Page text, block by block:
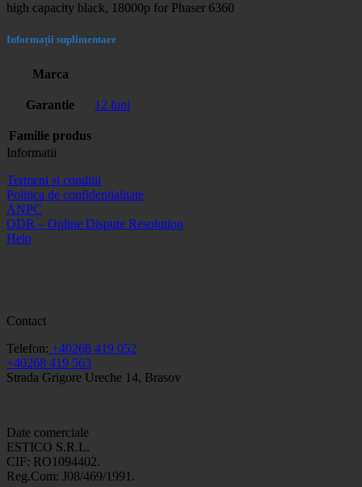
high capacity black, 18000p for Phaser 6360
Informații suplimentare
Marca
Garantie 12 luni
Familie produs
Informatii
Termeni si conditii
Politica de confidentialitate
ANPC
ODR – Online Dispute Resolution
Help
Contact
Telefon: +40268 419 052
+40268 419 563
Strada Grigore Ureche 14, Brasov
Date comerciale
ESTICO S.R.L.
CIF: RO1094402.
Reg.Com: J08/469/1991.